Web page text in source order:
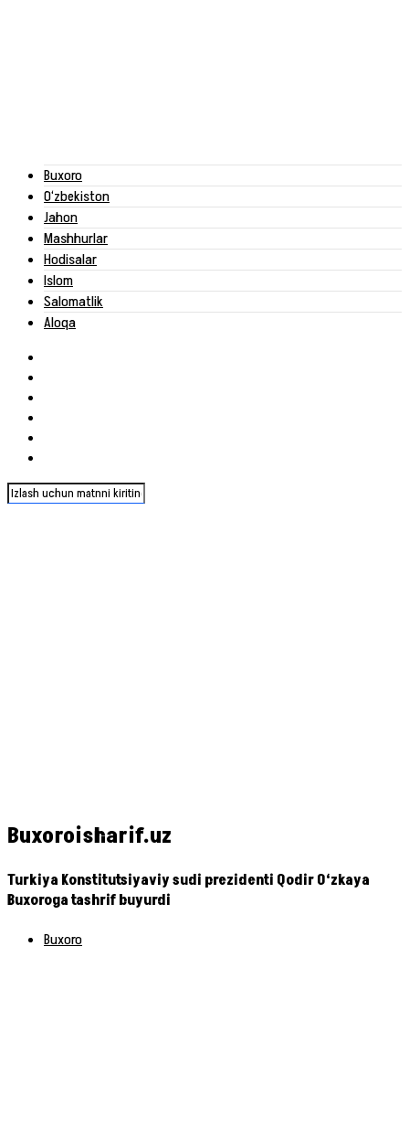
Buxoro
O‘zbekiston
Jahon
Mashhurlar
Hodisalar
Islom
Salomatlik
Aloqa
Buxoroisharif.uz
Turkiya Konstitutsiyaviy sudi prezidenti Qodir O‘zkaya
Buxoroga tashrif buyurdi
Buxoro